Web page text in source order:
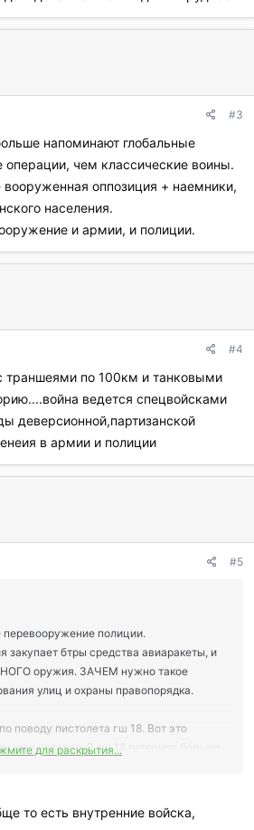
#3
напоминают глобальные
операции, чем классические воины.
оппозиция + наемники,
населения.
и армии, и полиции.
#4
траншеями по 100км и танковыми
ведется спецвойсками
деверсионной,партизанской
в армии и полиции
#5
перевооружение полиции.
закупает бтры средства авиаракеты, и
оружия. ЗАЧЕМ нужно такое
улиц и охраны правопорядка.
поводу пистолета гш 18. Вот это
уже устарел. В гш 18 патронов больше
преступников (не холодное
для раскрытия...
то есть внутренние войска,